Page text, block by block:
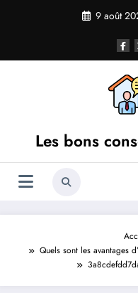
9 août
Les bons
Quels sont les avantages